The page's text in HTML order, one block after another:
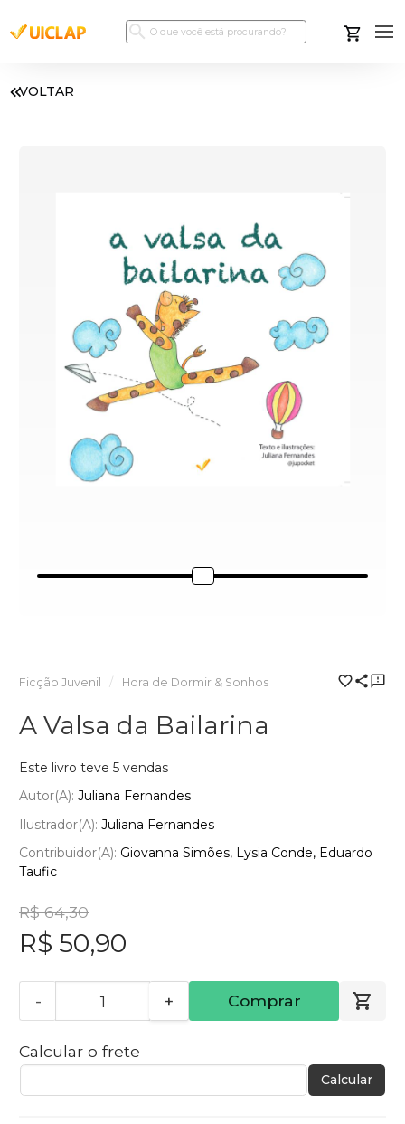
VOLTAR
Ficção Juvenil Hora de Dormir & Sonhos
A Valsa da Bailarina
Este livro teve 5 vendas
Autor(a): Juliana Fernandes
Ilustrador(a): Juliana Fernandes
Contribuidor(a): Giovanna Simões, Lysia Conde, Eduardo
Taufic
R$ 64,30
R$ 50,90
- + Comprar
Calcular o frete
Calcular